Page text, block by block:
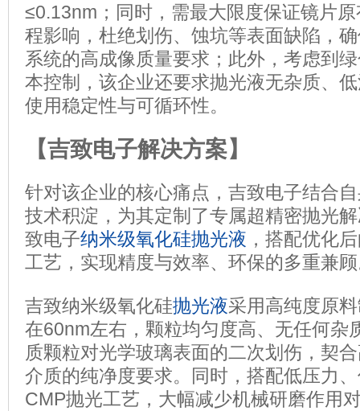
≤0.13nm；同时，需最大限度保证镜片
程影响，杜绝划伤、蚀坑等表面缺陷，
系统的高成像质量要求；此外，考虑到
本控制，该企业还要求抛光液无杂质、
使用稳定性与可循环性。
【吉致电子解决方案】
针对该企业的核心痛点，吉致电子结合
技术积淀，为其定制了专属超精密抛光
致电子纳米级氧化硅抛光液 ，搭配优化
工艺，实现精度与效率、环保的多重兼
吉致纳米级氧化硅抛光液采用高纯度原
在60nm左右，颗粒均匀度高、无任何杂
质颗粒对光学玻璃表面的二次划伤，契
介质的纯净度要求。同时，搭配低压力
CMP抛光工艺，大幅减少机械研磨作用